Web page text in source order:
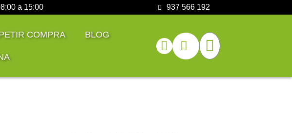
a 15:00 937 566 192
COMPRA BLOG